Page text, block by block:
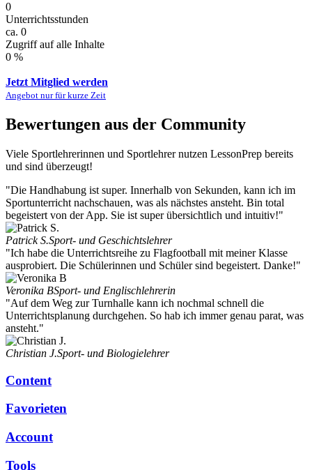
0
Unterrichtsstunden
ca. 0
Zugriff auf alle Inhalte
0 %
Jetzt Mitglied werden
Angebot nur für kurze Zeit
Bewertungen aus der Community
Viele Sportlehrerinnen und Sportlehrer nutzen LessonPrep bereits
und sind überzeugt!
"Die Handhabung ist super. Innerhalb von Sekunden, kann ich im
Sportunterricht nachschauen, was als nächstes ansteht. Bin total
begeistert von der App. Sie ist super übersichtlich und intuitiv!"
Patrick S.Sport- und Geschichtslehrer
"Ich habe die Unterrichtsreihe zu Flagfootball mit meiner Klasse
ausprobiert. Die Schülerinnen und Schüler sind begeistert. Danke!"
Veronika BSport- und Englischlehrerin
"Auf dem Weg zur Turnhalle kann ich nochmal schnell die
Unterrichtsplanung durchgehen. So hab ich immer genau parat, was
ansteht."
Christian J.Sport- und Biologielehrer
Content
Favorieten
Account
Tools